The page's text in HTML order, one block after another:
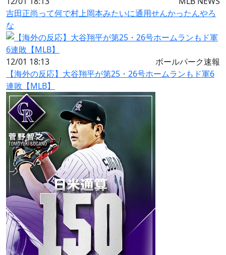
吉田正尚って何で村上岡本みたいに通用せんかったんやろ
な
12/01 18:13
ボールパーク速報
【海外の反応】大谷翔平が第25・26号ホームランもド軍6
連敗【MLB】